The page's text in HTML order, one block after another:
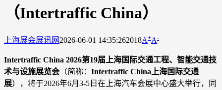
（Intertraffic China）
上海展会展讯网 2026-06-01 14:35:262018A+A-
Intertraffic China 2026第19届上海国际交通工程、智能交通技
术与设施展览会 （简称： Intertraffic China上海国际交通
展），将于2026年6月3-5日在上海汽车会展中心盛大举行，同